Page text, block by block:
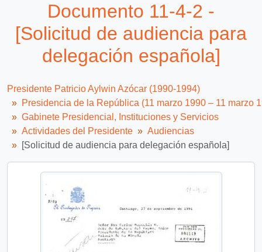
316 más...
Documento 11-4-2 -
[Solicitud de audiencia para
delegación española]
Presidente Patricio Aylwin Azócar (1990-1994)
Presidencia de la República (11 marzo 1990 – 11 marzo
Gabinete Presidencial, Instituciones y Servicios
Actividades del Presidente
Audiencias
[Solicitud de audiencia para delegación española]